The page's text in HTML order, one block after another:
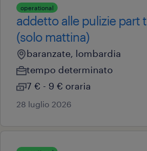
operational
addetto alle pulizie part
(solo mattina)
baranzate, lombardia
tempo determinato
7 € - 9 € oraria
28 luglio 2026